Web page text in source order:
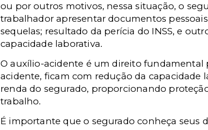
ou por outros motivos, nessa situação, o
trabalhador apresentar documentos
sequelas; resultado da perícia do INSS, e
capacidade laborativa.
O auxílio-acidente é um direito fundamental
acidente, ficam com redução da
renda do segurado, proporcionando
trabalho.
É importante que o segurado conheça seus